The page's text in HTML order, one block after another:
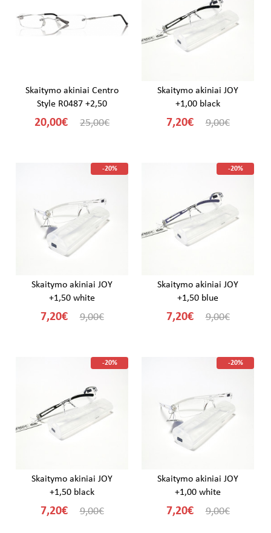
Skaitymo akiniai Centro
Style R0487 +2,50
20,00€ 25,00€
Skaitymo akiniai JOY
+1,00 black
7,20€ 9,00€
-20%
Skaitymo akiniai JOY
+1,50 white
7,20€ 9,00€
-20%
Skaitymo akiniai JOY
+1,50 blue
7,20€ 9,00€
-20%
Skaitymo akiniai JOY
+1,50 black
7,20€ 9,00€
-20%
Skaitymo akiniai JOY
+1,00 white
7,20€ 9,00€